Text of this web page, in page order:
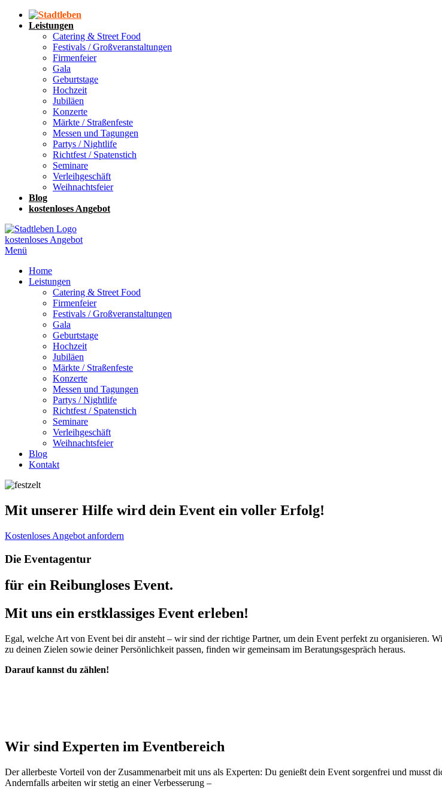
Leistungen
Catering & Street Food
Festivals / Großveranstaltungen
Firmenfeier
Gala
Geburtstage
Hochzeit
Jubiläen
Konzerte
Märkte / Straßenfeste
Messen und Tagungen
Partys / Nightlife
Richtfest / Spatenstich
Seminare
Verleihgeschäft
Weihnachtsfeier
Blog
kostenloses Angebot
kostenloses Angebot
Menü
Home
Leistungen
Catering & Street Food
Firmenfeier
Festivals / Großveranstaltungen
Gala
Geburtstage
Hochzeit
Jubiläen
Märkte / Straßenfeste
Konzerte
Messen und Tagungen
Partys / Nightlife
Richtfest / Spatenstich
Seminare
Verleihgeschäft
Weihnachtsfeier
Blog
Kontakt
Mit unserer Hilfe wird dein Event ein voller Erfolg!
Kostenloses Angebot anfordern
Die Eventagentur
für ein Reibungloses Event.
Mit uns ein erstklassiges Event erleben!
Egal, welche Art von Event bei dir ansteht – wir sind der richtige Partner, um dein Event perfekt zu organisieren.
zu deinen Zielen sowie deiner Persönlichkeit passen, finden wir gemeinsam im Beratungsgespräch heraus.
Darauf kannst du zählen!
Wir sind Experten im Eventbereich
Der allerbeste Vorteil von der Zusammenarbeit mit uns als Experten: Du genießt dein Event sorgenfrei und musst
Andernfalls arbeiten wir stetig an einer Verbesserung –